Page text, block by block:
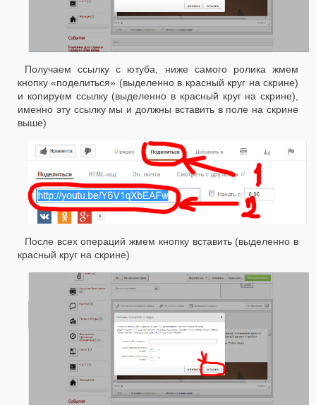
Получаем ссылку с ютуба, ниже самого ролика жмем
кнопку «поделиться» (выделенно в красный круг на скрине)
и копируем ссылку (выделенно в красный круг на скрине),
именно эту ссылку мы и должны вставить в поле на скрине
выше)
После всех операций жмем кнопку вставить (выделенно в
красный круг на скрине)